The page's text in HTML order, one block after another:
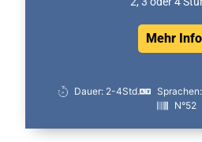
Mehr
Dauer: 2-4Std.
N°52